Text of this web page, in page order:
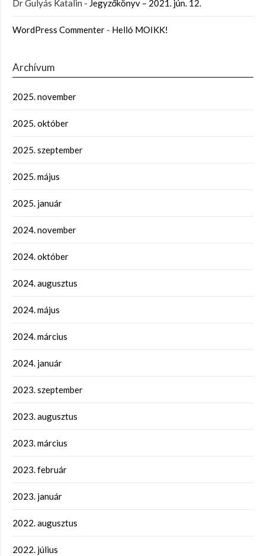
Dr Gulyás Katalin - Jegyzőkönyv – 2021. jún. 12.
WordPress Commenter - Helló MOIKK!
Archívum
2025. november
2025. október
2025. szeptember
2025. május
2025. január
2024. november
2024. október
2024. augusztus
2024. május
2024. március
2024. január
2023. szeptember
2023. augusztus
2023. március
2023. február
2023. január
2022. augusztus
2022. július